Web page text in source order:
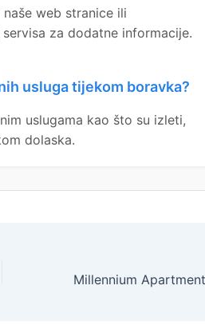
web stranice ili
za dodatne informacije.
usluga tijekom boravka?
uslugama kao što su izleti,
dolaska.